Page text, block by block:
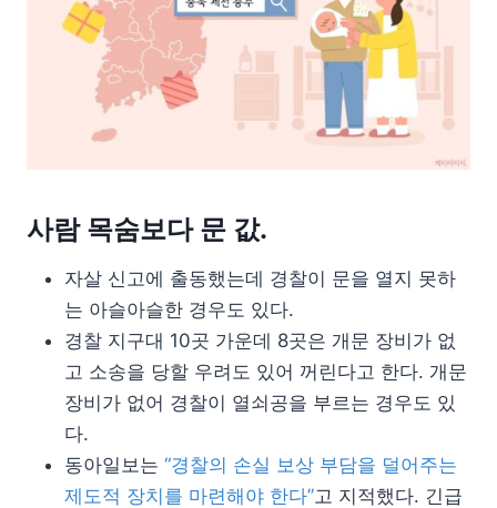
사람 목숨보다 문 값.
자살 신고에 출동했는데 경찰이 문을 열지 못하
는 아슬아슬한 경우도 있다.
경찰 지구대 10곳 가운데 8곳은 개문 장비가 없
고 소송을 당할 우려도 있어 꺼린다고 한다. 개문
장비가 없어 경찰이 열쇠공을 부르는 경우도 있
다.
동아일보는 “경찰의 손실 보상 부담을 덜어주는
제도적 장치를 마련해야 한다”고 지적했다. 긴급